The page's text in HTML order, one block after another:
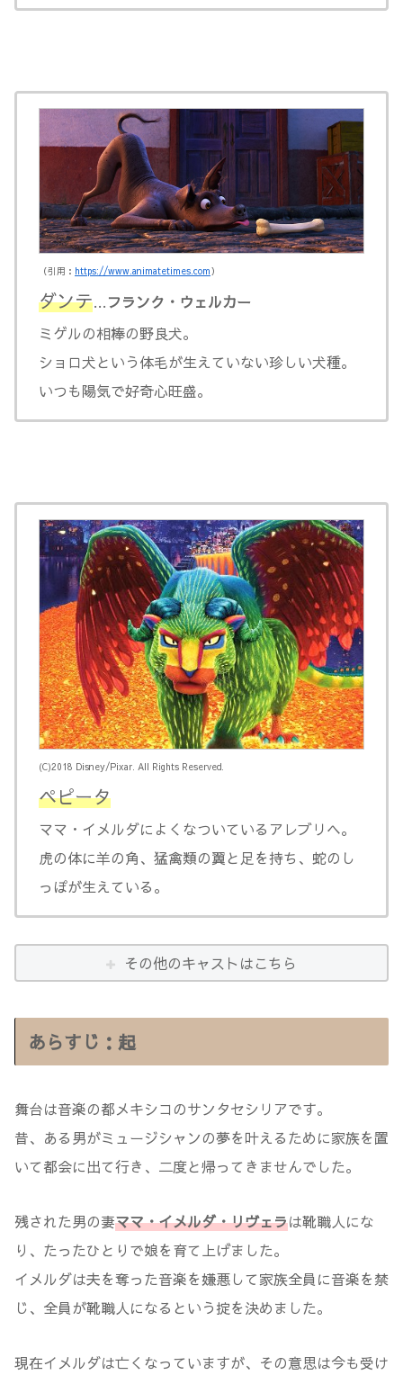
（引用： https://www.animatetimes.com）
ダンテ…フランク・ウェルカー
ミゲルの相棒の野良犬。
ショロ犬という体毛が生えていない珍しい犬種。
いつも陽気で好奇心旺盛。
(C)2018 Disney/Pixar. All Rights Reserved.
ペピータ
ママ・イメルダによくなついているアレブリヘ。
虎の体に羊の角、猛禽類の翼と足を持ち、蛇のし
っぽが生えている。
その他のキャストはこちら
あらすじ：起
舞台は音楽の都メキシコのサンタセシリアです。
昔、ある男がミュージシャンの夢を叶えるために家族を置
いて都会に出て行き、二度と帰ってきませんでした。
残された男の妻ママ・イメルダ・リヴェラは靴職人にな
り、たったひとりで娘を育て上げました。
イメルダは夫を奪った音楽を嫌悪して家族全員に音楽を禁
じ、全員が靴職人になるという掟を決めました。
現在イメルダは亡くなっていますが、その意思は今も受け